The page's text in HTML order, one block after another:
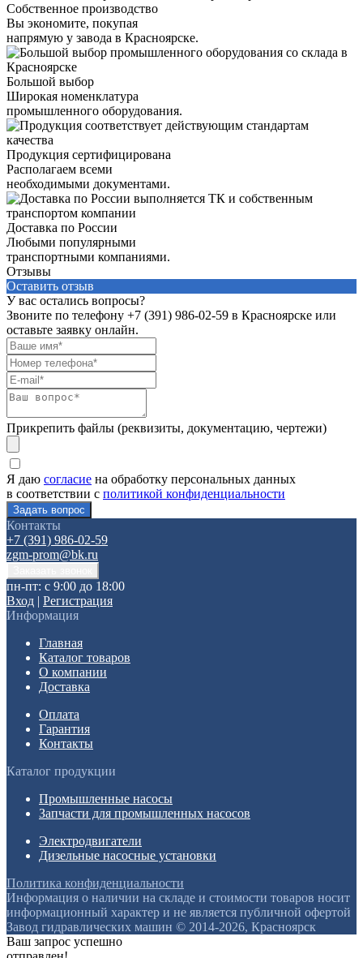
Собственное производство
Вы экономите, покупая
напрямую у завода в Красноярске.
Большой выбор
Широкая номенклатура
промышленного оборудования.
Продукция сертифицирована
Располагаем всеми
необходимыми документами.
Доставка по России
Любыми популярными
транспортными компаниями.
Отзывы
Оставить отзыв
У вас остались вопросы?
Звоните по телефону +7 (391) 986-02-59 в Красноярске или
оставьте заявку онлайн.
Прикрепить файлы (реквизиты, документацию, чертежи)
Я даю согласие на обработку персональных данных
в соответствии с политикой конфиденциальности
Контакты
+7 (391) 986-02-59
zgm-prom@bk.ru
пн-пт: с 9:00 до 18:00
Вход | Регистрация
Информация
Главная
Каталог товаров
О компании
Доставка
Оплата
Гарантия
Контакты
Каталог продукции
Промышленные насосы
Запчасти для промышленных насосов
Электродвигатели
Дизельные насосные установки
Политика конфиденциальности
Информация о наличии на складе и стоимости товаров носит
информационный характер и не является публичной офертой
Завод гидравлических машин © 2014-2026, Красноярск
Ваш запрос успешно